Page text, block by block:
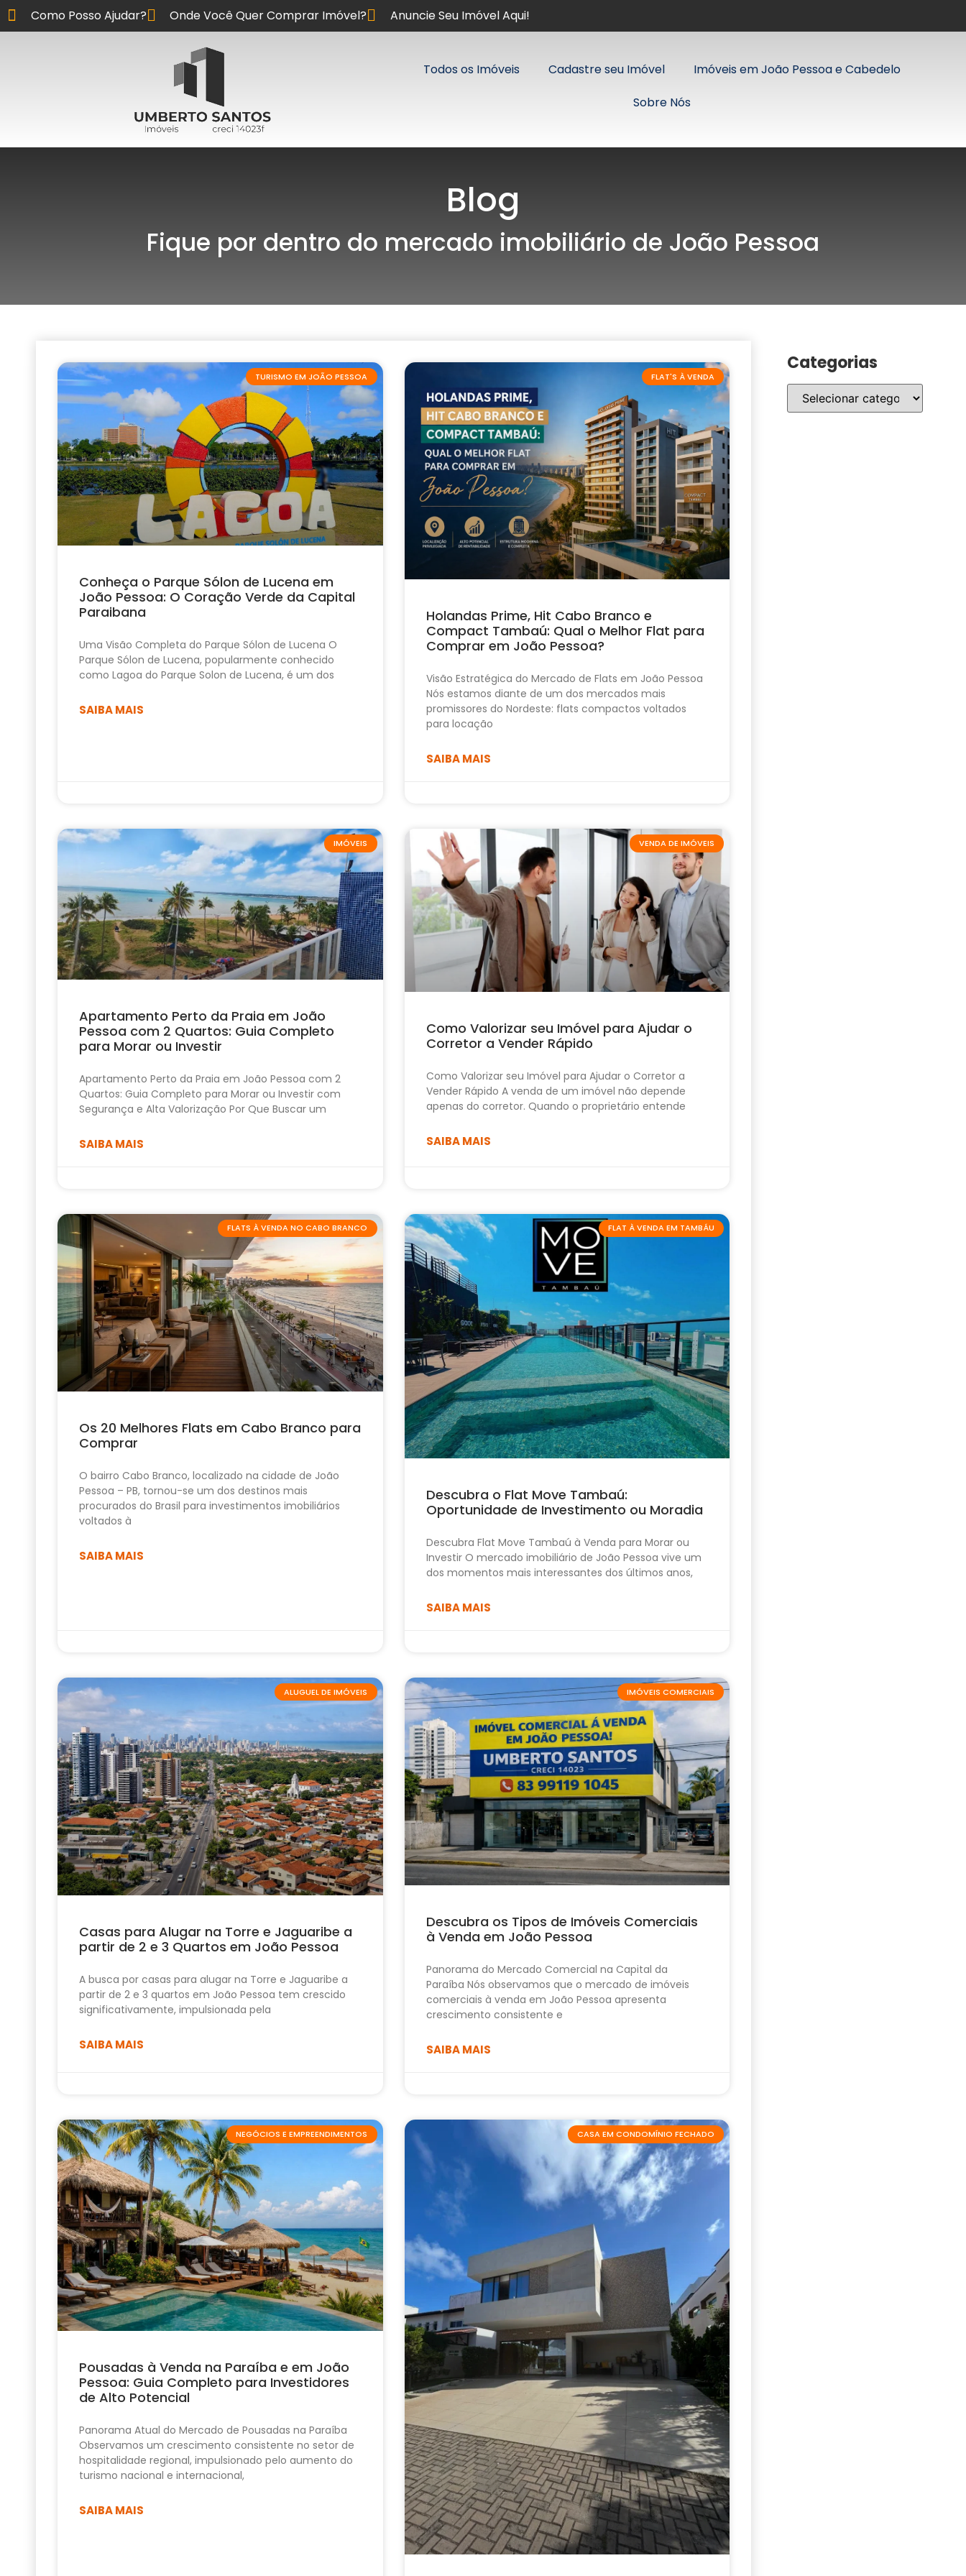
Anuncie Seu Imóvel Aqui!
Como Posso Ajudar? Onde Você Quer Comprar Imóvel?
Todos os Imóveis Cadastre seu Imóvel
Imóveis em João Pessoa e Cabedelo
Sobre Nós
Blog
Fique por dentro do mercado imobiliário de João Pessoa
TURISMO EM JOÃO PESSOA
Conheça o Parque Sólon de Lucena em
João Pessoa: O Coração Verde da Capital
Paraibana
Uma Visão Completa do Parque Sólon de Lucena O
Parque Sólon de Lucena, popularmente conhecido
como Lagoa do Parque Solon de Lucena, é um dos
SAIBA MAIS
FLAT'S À VENDA
Holandas Prime, Hit Cabo Branco e
Compact Tambaú: Qual o Melhor Flat para
Comprar em João Pessoa?
Visão Estratégica do Mercado de Flats em João Pessoa
Nós estamos diante de um dos mercados mais
promissores do Nordeste: flats compactos voltados
para locação
SAIBA MAIS
IMÓVEIS
Apartamento Perto da Praia em João
Pessoa com 2 Quartos: Guia Completo
para Morar ou Investir
Apartamento Perto da Praia em João Pessoa com 2
Quartos: Guia Completo para Morar ou Investir com
Segurança e Alta Valorização Por Que Buscar um
SAIBA MAIS
VENDA DE IMÓVEIS
Como Valorizar seu Imóvel para Ajudar o
Corretor a Vender Rápido
Como Valorizar seu Imóvel para Ajudar o Corretor a
Vender Rápido A venda de um imóvel não depende
apenas do corretor. Quando o proprietário entende
SAIBA MAIS
FLATS À VENDA NO CABO BRANCO
Os 20 Melhores Flats em Cabo Branco para
Comprar
O bairro Cabo Branco, localizado na cidade de João
Pessoa – PB, tornou-se um dos destinos mais
procurados do Brasil para investimentos imobiliários
voltados à
SAIBA MAIS
FLAT À VENDA EM TAMBÁU
Descubra o Flat Move Tambaú:
Oportunidade de Investimento ou Moradia
Descubra Flat Move Tambaú à Venda para Morar ou
Investir O mercado imobiliário de João Pessoa vive um
dos momentos mais interessantes dos últimos anos,
SAIBA MAIS
ALUGUEL DE IMÓVEIS
Casas para Alugar na Torre e Jaguaribe a
partir de 2 e 3 Quartos em João Pessoa
A busca por casas para alugar na Torre e Jaguaribe a
partir de 2 e 3 quartos em João Pessoa tem crescido
significativamente, impulsionada pela
SAIBA MAIS
IMÓVEIS COMERCIAIS
Descubra os Tipos de Imóveis Comerciais
à Venda em João Pessoa
Panorama do Mercado Comercial na Capital da
Paraíba Nós observamos que o mercado de imóveis
comerciais à venda em João Pessoa apresenta
crescimento consistente e
SAIBA MAIS
NEGÓCIOS E EMPREENDIMENTOS
Pousadas à Venda na Paraíba e em João
Pessoa: Guia Completo para Investidores
de Alto Potencial
Panorama Atual do Mercado de Pousadas na Paraíba
Observamos um crescimento consistente no setor de
hospitalidade regional, impulsionado pelo aumento do
turismo nacional e internacional,
SAIBA MAIS
CASA EM CONDOMÍNIO FECHADO
Categorias